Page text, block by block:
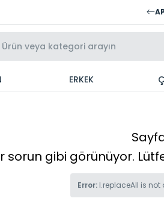
ERKEK
sorun gibi görünüyor.
Error: l.replaceAll is